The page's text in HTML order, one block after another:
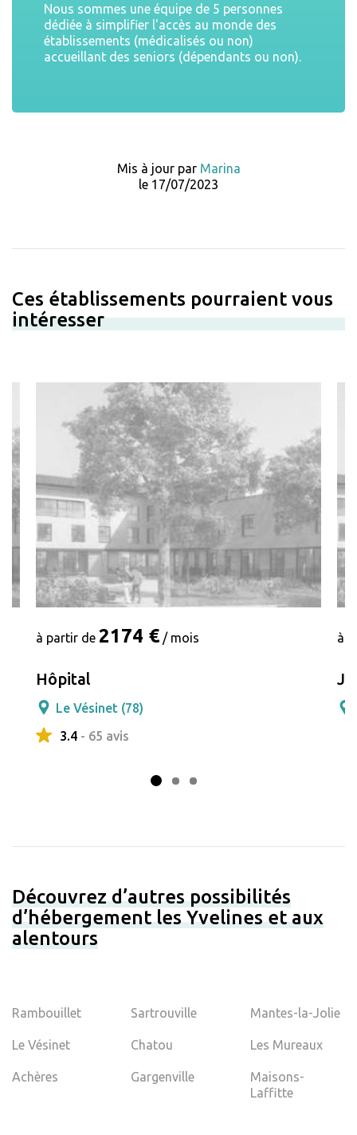
Nous sommes une équipe de 5 personnes
dédiée à simplifier l'accès au monde des
établissements (médicalisés ou non)
accueillant des seniors (dépendants ou non).
Mis à jour par Marina
le 17/07/2023
Ces établissements pourraient vous
intéresser
à partir de 2174 € / mois
Hôpital
Le Vésinet (78)
3.4 - 65 avis
à
Découvrez d’autres possibilités
d’hébergement les Yvelines et aux
alentours
Rambouillet Sartrouville Mantes-la-Jolie
Le Vésinet Chatou Les Mureaux
Achères Gargenville
Maisons-
Laffitte